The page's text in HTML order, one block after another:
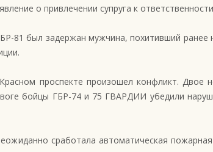
о привлечении супруга к
81 был задержан мужчина, похитивший
проспекте произошел конфликт. Двое
бойцы ГБР-74 и 75 ГВАРДИИ убедили
сработала автоматическая пожарная